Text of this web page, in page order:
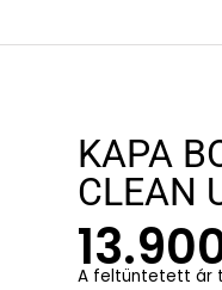
KAPA
CLEAN
A feltüntetett ár